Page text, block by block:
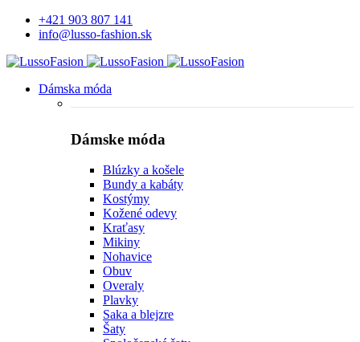
+421 903 807 141
info@lusso-fashion.sk
Dámska móda
Dámske móda
Blúzky a košele
Bundy a kabáty
Kostýmy
Kožené odevy
Kraťasy
Mikiny
Nohavice
Obuv
Overaly
Plavky
Saka a blejzre
Šaty